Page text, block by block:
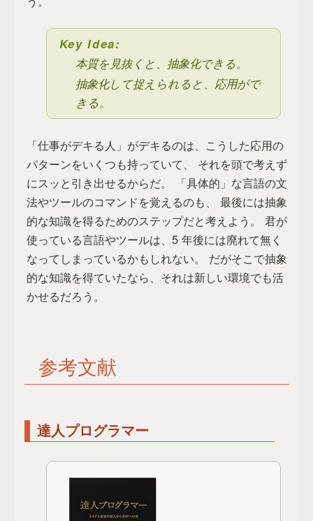
Key Idea:
本質を見抜くと、抽象化できる。
抽象化して捉えられると、応用がで
きる。
「仕事がデキる人」がデキるのは、こうした応用の
パターンをいくつも持っていて、 それを頭で考えず
にスッと引き出せるからだ。 「具体的」な言語の文
法やツールのコマンドを覚えるのも、 最後には抽象
的な知識を得るためのステップだと考えよう。 君が
使っている言語やツールは、5 年後には廃れて無く
なってしまっているかもしれない。 だがそこで抽象
的な知識を得ていたなら、それは新しい環境でも活
かせるだろう。
参考文献
達人プログラマー